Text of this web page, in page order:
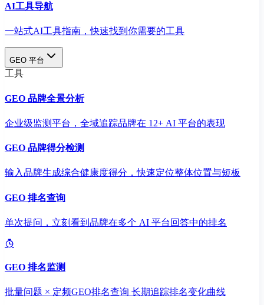
AI工具导航
一站式AI工具指南，快速找到你需要的工具
GEO 平台
工具
GEO 品牌全景分析
企业级监测平台，全域追踪品牌在 12+ AI 平台的表现
GEO 品牌得分检测
输入品牌生成综合健康度得分，快速定位整体位置与短板
GEO 排名查询
单次提问，立刻看到品牌在多个 AI 平台回答中的排名
GEO 排名监测
批量问题 × 定频GEO排名查询 长期追踪排名变化曲线